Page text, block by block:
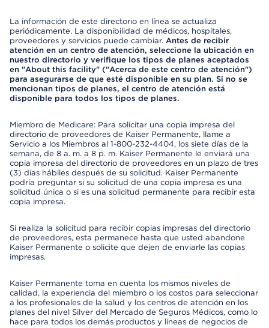
La información de este directorio en línea se actualiza
periódicamente. La disponibilidad de médicos, hospitales,
proveedores y servicios puede cambiar. Antes de recibir
atención en un centro de atención, seleccione la ubicación en
nuestro directorio y verifique los tipos de planes aceptados
en "About this facility" ("Acerca de este centro de atención")
para asegurarse de que esté disponible en su plan. Si no se
mencionan tipos de planes, el centro de atención está
disponible para todos los tipos de planes.
Miembro de Medicare: Para solicitar una copia impresa del
directorio de proveedores de Kaiser Permanente, llame a
Servicio a los Miembros al 1-800-232-4404, los siete días de la
semana, de 8 a. m. a 8 p. m. Kaiser Permanente le enviará una
copia impresa del directorio de proveedores en un plazo de tres
(3) días hábiles después de su solicitud. Kaiser Permanente
podría preguntar si su solicitud de una copia impresa es una
solicitud única o si es una solicitud permanente para recibir esta
copia impresa.
Si realiza la solicitud para recibir copias impresas del directorio
de proveedores, esta permanece hasta que usted abandone
Kaiser Permanente o solicite que dejen de enviarle las copias
impresas.
Kaiser Permanente toma en cuenta los mismos niveles de
calidad, la experiencia del miembro o los costos para seleccionar
a los profesionales de la salud y los centros de atención en los
planes del nivel Silver del Mercado de Seguros Médicos, como lo
hace para todos los demás productos y líneas de negocios de